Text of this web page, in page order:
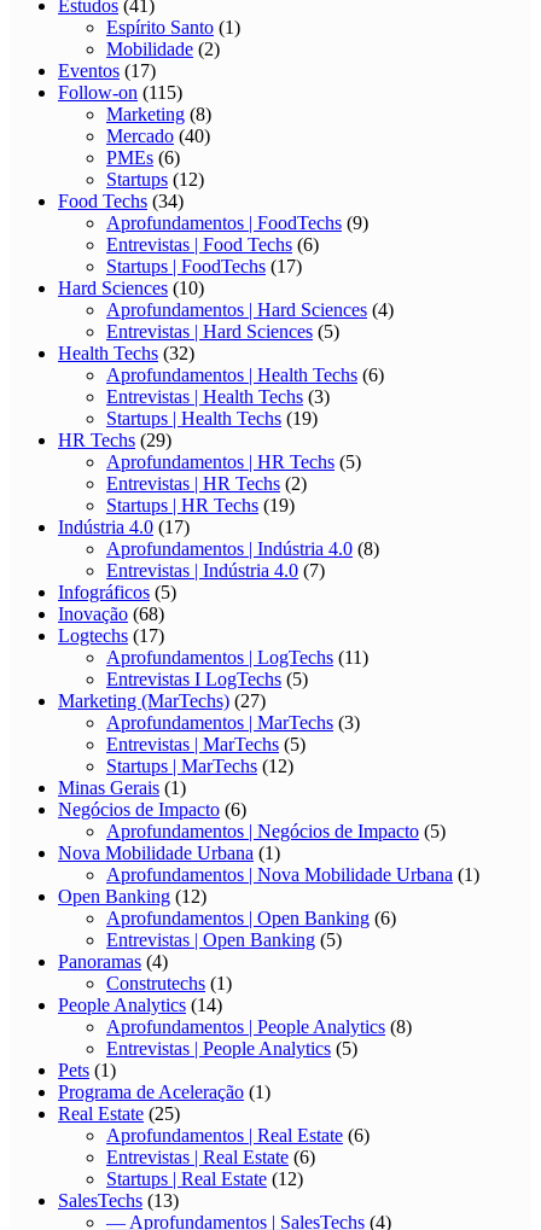
Estudos (41)
Espírito Santo (1)
Mobilidade (2)
Eventos (17)
Follow-on (115)
Marketing (8)
Mercado (40)
PMEs (6)
Startups (12)
Food Techs (34)
Aprofundamentos | FoodTechs (9)
Entrevistas | Food Techs (6)
Startups | FoodTechs (17)
Hard Sciences (10)
Aprofundamentos | Hard Sciences (4)
Entrevistas | Hard Sciences (5)
Health Techs (32)
Aprofundamentos | Health Techs (6)
Entrevistas | Health Techs (3)
Startups | Health Techs (19)
HR Techs (29)
Aprofundamentos | HR Techs (5)
Entrevistas | HR Techs (2)
Startups | HR Techs (19)
Indústria 4.0 (17)
Aprofundamentos | Indústria 4.0 (8)
Entrevistas | Indústria 4.0 (7)
Infográficos (5)
Inovação (68)
Logtechs (17)
Aprofundamentos | LogTechs (11)
Entrevistas I LogTechs (5)
Marketing (MarTechs) (27)
Aprofundamentos | MarTechs (3)
Entrevistas | MarTechs (5)
Startups | MarTechs (12)
Minas Gerais (1)
Negócios de Impacto (6)
Aprofundamentos | Negócios de Impacto (5)
Nova Mobilidade Urbana (1)
Aprofundamentos | Nova Mobilidade Urbana (1)
Open Banking (12)
Aprofundamentos | Open Banking (6)
Entrevistas | Open Banking (5)
Panoramas (4)
Construtechs (1)
People Analytics (14)
Aprofundamentos | People Analytics (8)
Entrevistas | People Analytics (5)
Pets (1)
Programa de Aceleração (1)
Real Estate (25)
Aprofundamentos | Real Estate (6)
Entrevistas | Real Estate (6)
Startups | Real Estate (12)
SalesTechs (13)
— Aprofundamentos | SalesTechs (4)